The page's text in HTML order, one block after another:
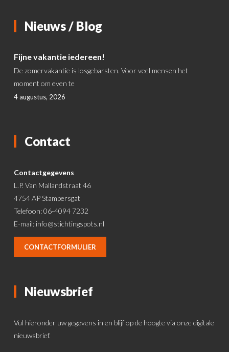
Nieuws / Blog
Fijne vakantie iedereen!
De zomervakantie is losgebarsten. Voor veel mensen het
moment om even te
4 augustus, 2026
Contact
Contactgegevens
L.P. Van Mallandstraat 46
4754 AP Stampersgat
Telefoon: 06-4094 7232
E-mail: info@stichtingspots.nl
CONTACTFORMULIER
Nieuwsbrief
Vul hieronder uw gegevens in en blijf op de hoogte via onze digitale
nieuwsbrief.